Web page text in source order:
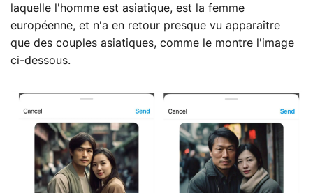
laquelle l'homme est asiatique, est la femme
européenne, et n'a en retour presque vu apparaître
que des couples asiatiques, comme le montre l'image
ci-dessous.